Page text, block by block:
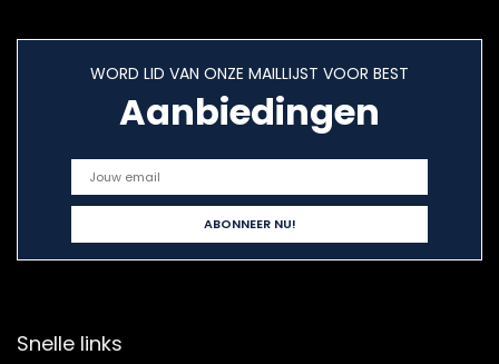
WORD LID VAN ONZE MAILLIJST VOOR BEST
Aanbiedingen
Snelle links